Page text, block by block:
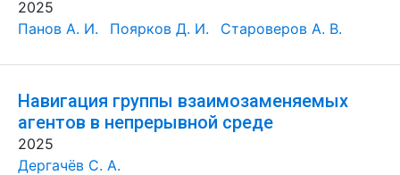
2025
Панов А. И.
Поярков Д. И. Староверов А. В.
Навигация группы взаимозаменяемых
агентов в непрерывной среде
2025
Дергачёв С. А.